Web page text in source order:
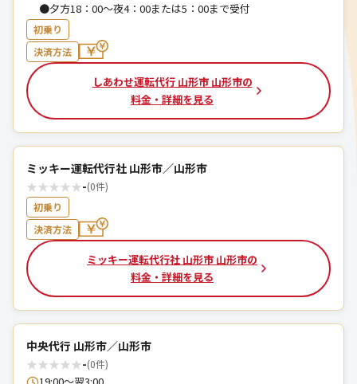
●夕方18：00～夜4：00または5：00まで受付
初乗り
決済方法
しあわせ運転代行 山形市 山形市の
料金・詳細を見る
ミッキー運転代行社 山形市／山形市
★★★★★-(0件)
初乗り
決済方法
ミッキー運転代行社 山形市 山形市の
料金・詳細を見る
中央代行 山形市／山形市
★★★★★-(0件)